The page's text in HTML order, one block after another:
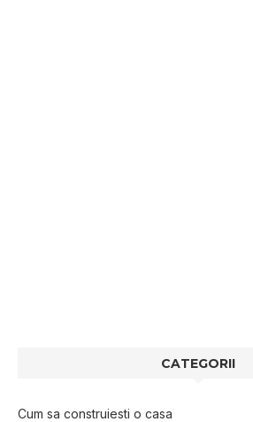
CATEGORII
Cum sa construiesti o casa